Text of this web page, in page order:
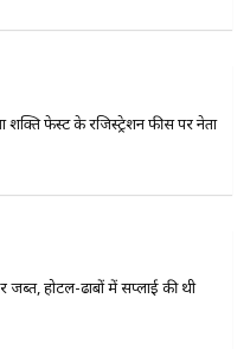
शक्ति फेस्ट के रजिस्ट्रेशन फीस पर नेता
जब्त, होटल-ढाबों में सप्लाई की थी